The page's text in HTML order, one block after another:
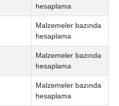
hesaplama
Malzemeler bazında
hesaplama
Malzemeler bazında
hesaplama
Malzemeler bazında
hesaplama